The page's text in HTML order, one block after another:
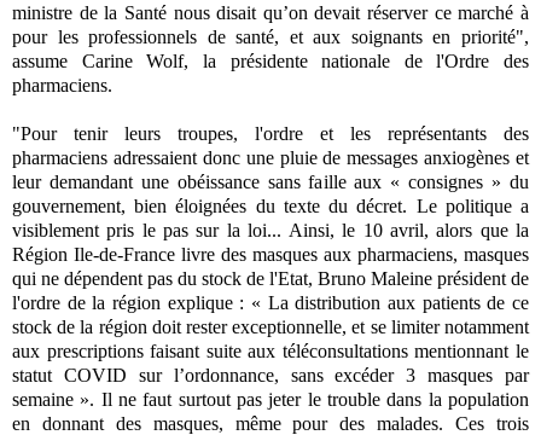
ministre de la Santé nous disait qu’on devait réserver ce marché à
pour les professionnels de santé, et aux soignants en priorité",
assume Carine Wolf, la présidente nationale de l'Ordre des
pharmaciens.
"Pour tenir leurs troupes, l'ordre et les représentants des
pharmaciens adressaient donc une pluie de messages anxiogènes et
leur demandant une obéissance sans faille aux « consignes » du
gouvernement, bien éloignées du texte du décret. Le politique a
visiblement pris le pas sur la loi... Ainsi, le 10 avril, alors que la
Région Ile-de-France livre des masques aux pharmaciens, masques
qui ne dépendent pas du stock de l'Etat, Bruno Maleine président de
l'ordre de la région explique : « La distribution aux patients de ce
stock de la région doit rester exceptionnelle, et se limiter notamment
aux prescriptions faisant suite aux téléconsultations mentionnant le
statut COVID sur l’ordonnance, sans excéder 3 masques par
semaine ». Il ne faut surtout pas jeter le trouble dans la population
en donnant des masques, même pour des malades. Ces trois